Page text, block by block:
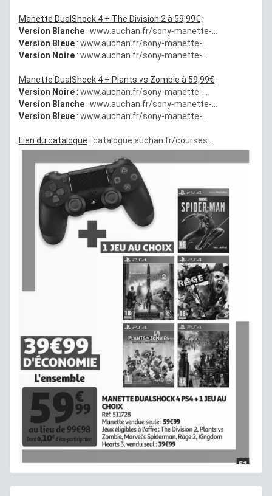
Manette DualShock 4 + The Division 2 à 59,99€ :
Version Blanche : www.auchan.fr/sony-manette-...
Version Bleue : www.auchan.fr/sony-manette-...
Version Noire : www.auchan.fr/sony-manette-...
Manette DualShock 4 + Plants vs Zombie à 59,99€ :
Version Noire : www.auchan.fr/sony-manette-...
Version Blanche : www.auchan.fr/sony-manette-...
Version Bleue : www.auchan.fr/sony-manette-...
Lien du catalogue : catalogue.auchan.fr/courses...